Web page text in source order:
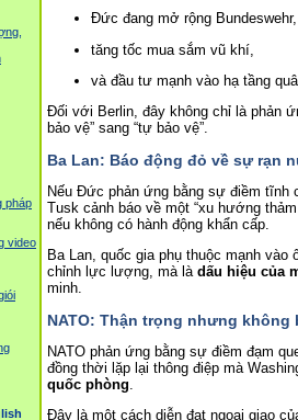
pháp
video
Đức đang mở rộng Bundeswehr,
tăng tốc mua sắm vũ khí,
và đầu tư mạnh vào hạ tầng
Đối với Berlin, đây không chỉ là phản
bảo vệ” sang “tự bảo vệ”.
Ba Lan: Báo động đỏ về sự rạn
Nếu Đức phản ứng bằng sự điềm
Tusk cảnh báo về một “xu hướng
nếu không có hành động khẩn cấp.
Ba Lan, quốc gia phụ thuộc mạnh
chỉnh lực lượng, mà là dấu hiệu của
minh.
NATO: Thận trọng nhưng không
NATO phản ứng bằng sự điềm đạm
đồng thời lặp lại thông điệp mà
quốc phòng
Đây là một cách diễn đạt ngoại giao